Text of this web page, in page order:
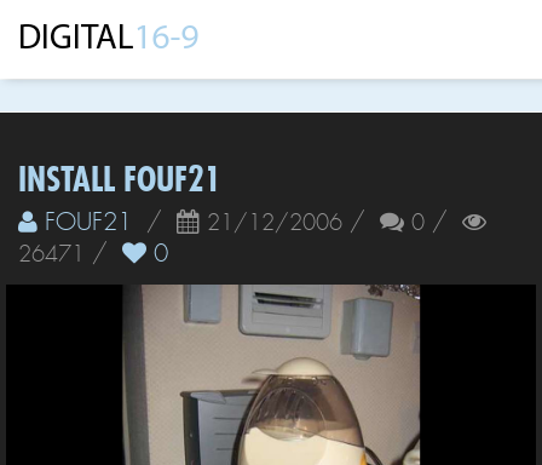
INSTALL FOUF21
FOUF21 / 21/12/2006 / 0 /
26471 / 0